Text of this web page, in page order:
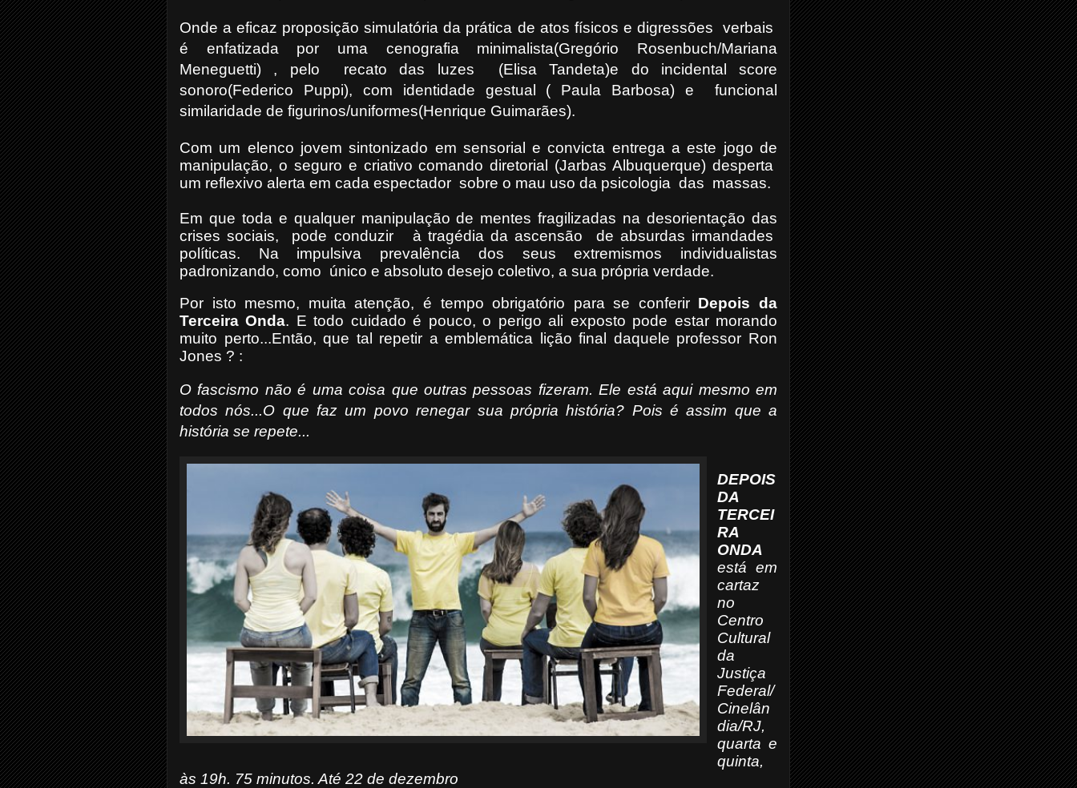
Onde a eficaz proposição simulatória da prática de atos físicos e digressões verbais
é enfatizada por uma cenografia minimalista(Gregório Rosenbuch/Mariana
Meneguetti) , pelo
recato das luzes
(Elisa Tandeta)e do incidental score
sonoro(Federico Puppi), com identidade gestual ( Paula Barbosa) e
funcional
similaridade de figurinos/uniformes(Henrique Guimarães).
Com um elenco jovem sintonizado em sensorial e convicta entrega a este jogo de
manipulação, o seguro e criativo comando diretorial (Jarbas Albuquerque) desperta
um reflexivo alerta em cada espectador sobre o mau uso da psicologia das massas.
Em que toda e qualquer manipulação de mentes fragilizadas na desorientação das
crises sociais, pode conduzir à tragédia da ascensão de absurdas irmandades
políticas. Na impulsiva prevalência dos seus extremismos individualistas
padronizando, como único e absoluto desejo coletivo, a sua própria verdade.
Por isto mesmo, muita atenção, é tempo obrigatório para se conferir Depois da
Terceira Onda. E todo cuidado é pouco, o perigo ali exposto pode estar morando
muito perto...Então, que tal repetir a emblemática lição final daquele professor Ron
Jones ? :
O fascismo não é uma coisa que outras pessoas fizeram. Ele está aqui mesmo em
todos nós...O que faz um povo renegar sua própria história? Pois é assim que a
história se repete...
DEPOIS
DA
TERCEI
RA
ONDA
está em
cartaz
no
Centro
Cultural
da
Justiça
Federal/
Cinelân
dia/RJ,
quarta e
quinta,
às 19h. 75 minutos. Até 22 de dezembro